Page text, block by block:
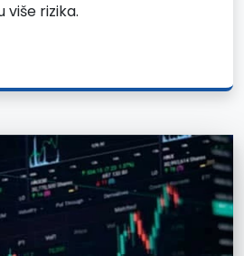
više rizika.